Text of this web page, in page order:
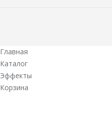
Главная
Каталог
Эффекты
Корзина